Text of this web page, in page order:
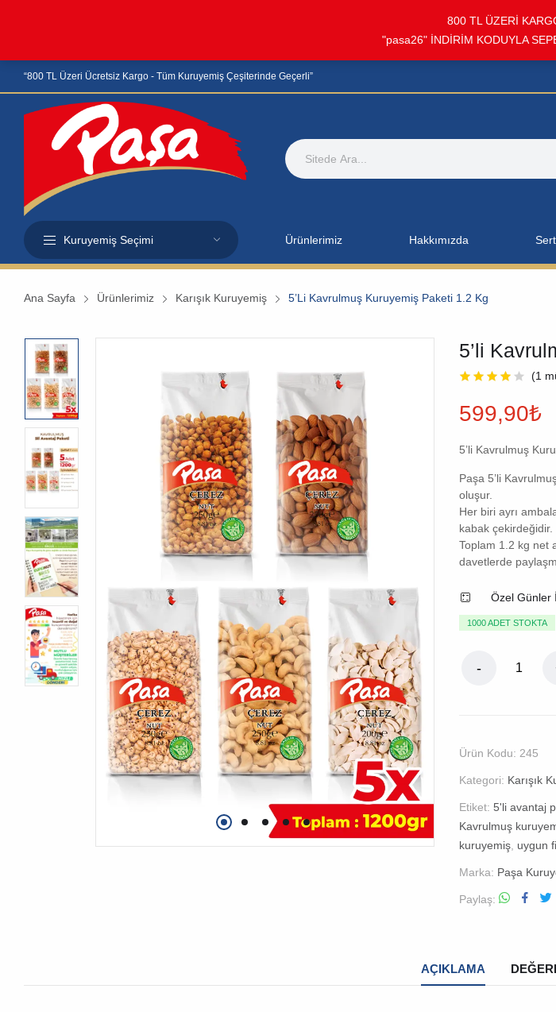
800 TL ÜZERİ
"pasa26" İNDİRİM KODUYLA
“800 TL Üzeri Ücretsiz Kargo - Tüm Kuruyemiş Çeşiterinde Geçerli”
Kuruyemiş Seçimi Ürünlerimiz Hakkımızda
Ana Sayfa Ürünlerimiz Karışık Kuruyemiş 5’li Kavrulmuş Kuruyemiş Paketi 1.2 Kg
5’li
(1
599,90₺
5’li Kavrulmuş
Paşa 5’li
oluşur.
Her biri ayrı
kabak çekirdeğidir.
Toplam 1.2 kg net
davetlerde
Özel Günler
1000 ADET STOKTA
Ürün Kodu: 245
Kategori: Karışık
Etiket: 5'li avantaj
Kavrulmuş
kuruyemiş, uygun
Marka: Paşa
Paylaş
AÇIKLAMA